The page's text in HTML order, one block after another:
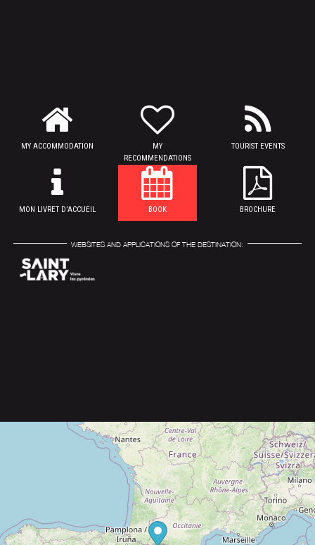
MY ACCOMMODATION
MY
RECOMMENDATIONS
TOURIST EVENTS
MON LIVRET D'ACCUEIL BOOK BROCHURE
WEBSITES AND APPLICATIONS OF THE DESTINATION: